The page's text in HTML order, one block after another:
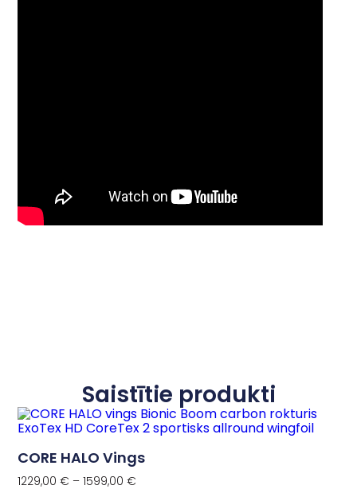
Saistītie produkti
CORE HALO Vings
1229,00€ – 1599,00€